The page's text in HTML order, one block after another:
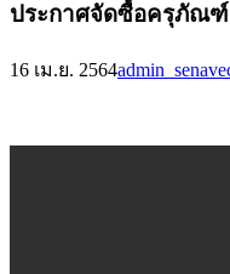
ประกาศจัดซื้อครุภัณ
16 เม.ย. 2564